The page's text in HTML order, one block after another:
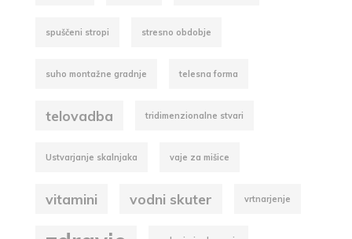
spuščeni stropi stresno obdobje
suho montažne gradnje telesna forma
telovadba tridimenzionalne stvari
Ustvarjanje skalnjaka vaje za mišice
vitamini vodni skuter vrtnarjenje